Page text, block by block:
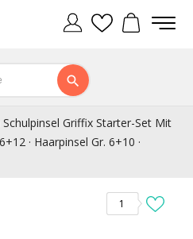
Schulpinsel Griffix Starter-Set Mit
· Haarpinsel Gr. 6+10 ·
1